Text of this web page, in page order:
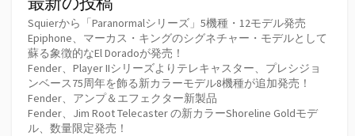
Squierから「Paranormalシリーズ」5機種・12モデル発売
Epiphone、マーカス・キングのシグネチャー・モデルとして
蘇る象徴的なEl Doradoが発売！
Fender、Player IIシリーズよりテレキャスター、プレシジョ
ンベース75周年を飾る新カラーモデル8機種が追加発売！
Fender、アンプ＆エフェクター新製品
Fender、Jim Root Telecaster の新カラーShoreline Goldモデ
ル、数量限定発売！